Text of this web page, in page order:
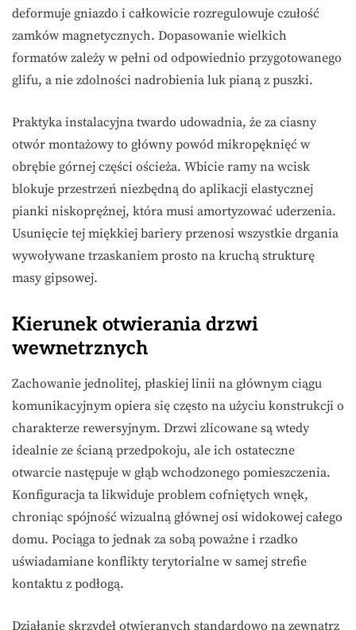
deformuje gniazdo i całkowicie rozregulowuje czułość
zamków magnetycznych. Dopasowanie wielkich
formatów zależy w pełni od odpowiednio przygotowanego
glifu, a nie zdolności nadrobienia luk pianą z puszki.
Praktyka instalacyjna twardo udowadnia, że za ciasny
otwór montażowy to główny powód mikropęknięć w
obrębie górnej części ościeża. Wbicie ramy na wcisk
blokuje przestrzeń niezbędną do aplikacji elastycznej
pianki niskoprężnej, która musi amortyzować uderzenia.
Usunięcie tej miękkiej bariery przenosi wszystkie drgania
wywoływane trzaskaniem prosto na kruchą strukturę
masy gipsowej.
Kierunek otwierania drzwi
wewnetrznych
Zachowanie jednolitej, płaskiej linii na głównym ciągu
komunikacyjnym opiera się często na użyciu konstrukcji o
charakterze rewersyjnym. Drzwi zlicowane są wtedy
idealnie ze ścianą przedpokoju, ale ich ostateczne
otwarcie następuje w głąb wchodzonego pomieszczenia.
Konfiguracja ta likwiduje problem cofniętych wnęk,
chroniąc spójność wizualną głównej osi widokowej całego
domu. Pociąga to jednak za sobą poważne i rzadko
uświadamiane konflikty terytorialne w samej strefie
kontaktu z podłogą.
Działanie skrzydeł otwieranych standardowo na zewnątrz